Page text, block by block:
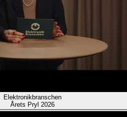
Elektronikbranschen
Årets Pryl 2026